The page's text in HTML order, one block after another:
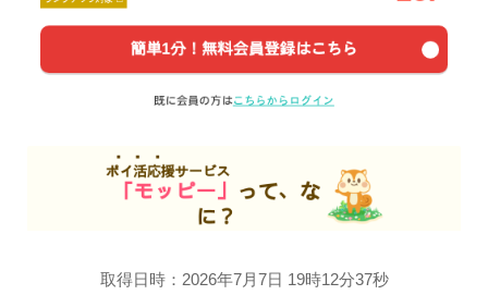
取得日時：2026年7月7日 19時12分37秒